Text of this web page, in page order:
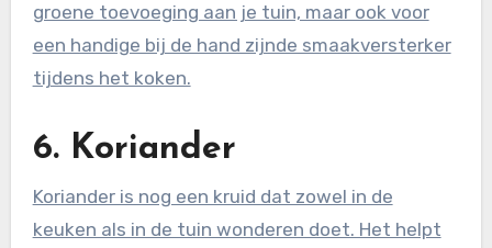
groene toevoeging aan je tuin, maar ook voor
een handige bij de hand zijnde smaakversterker
tijdens het koken.
6. Koriander
Koriander is nog een kruid dat zowel in de
keuken als in de tuin wonderen doet. Het helpt